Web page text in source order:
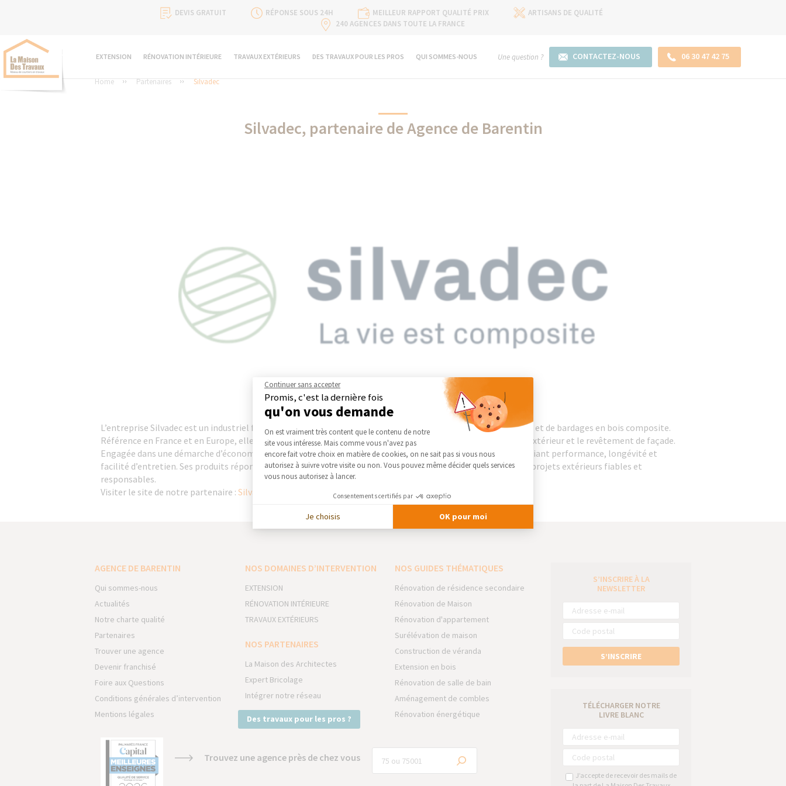
DEVIS GRATUIT RÉPONSE SOUS 24H MEILLEUR RAPPORT QUALITÉ PRIX
ARTISANS DE QUALITÉ
240 AGENCES DANS TOUTE LA FRANCE
EXTENSION RÉNOVATION INTÉRIEURE TRAVAUX EXTÉRIEURS DES TRAVAUX POUR LES PROS QUI SOMMES-NOUS Une question ? CONTACTEZ-NOUS 06 30 47 42 75
Home Partenaires Silvadec
Silvadec, partenaire de Agence de Barentin
L’entreprise Silvadec est un industriel français spécialisé dans la fabrication de lames de terrasse, de clôtures et de bardages en bois composite.
Référence en France et en Europe, elle propose des solutions durables et esthétiques pour l’aménagement extérieur et le revêtement de façade.
Engagée dans une démarche d’économie circulaire, Silvadec conçoit des matériaux composites innovants, alliant performance, longévité et
facilité d’entretien. Ses produits répondent aux besoins des particuliers comme des professionnels pour des projets extérieurs fiables et
responsables.
Visiter le site de notre partenaire : Silvadec — Jardin et Terrasse
AGENCE DE BARENTIN
Qui sommes-nous
Actualités
Notre charte qualité
Partenaires
Trouver une agence
Devenir franchisé
Foire aux Questions
Conditions générales d’intervention
Mentions légales
NOS DOMAINES D’INTERVENTION
EXTENSION
RÉNOVATION INTÉRIEURE
TRAVAUX EXTÉRIEURS
NOS PARTENAIRES
La Maison des Architectes
Expert Bricolage
Intégrer notre réseau
Des travaux pour les pros ?
NOS GUIDES THÉMATIQUES
Rénovation de résidence secondaire
Rénovation de Maison
Rénovation d'appartement
Surélévation de maison
Construction de véranda
Extension en bois
Rénovation de salle de bain
Aménagement de combles
Rénovation énergétique
Trouvez une agence près de chez vous
S’INSCRIRE À LA
NEWSLETTER
S’INSCRIRE
TÉLÉCHARGER NOTRE
LIVRE BLANC
J’accepte de recevoir des mails de
Continuer sans accepter
Promis, c'est la dernière fois
qu'on vous demande
Plateforme de Gestion du Consentement : Personnalisez vos Options
On est vraiment très content que le contenu de notre
site vous intéresse. Mais comme vous n'avez pas
encore fait votre choix en matière de cookies, on ne sait pas si vous nous
autorisez à suivre votre visite ou non. Vous pouvez même décider quels services
vous nous autorisez à lancer.
Consentements certifiés par
Je choisis OK pour moi
Axeptio consent